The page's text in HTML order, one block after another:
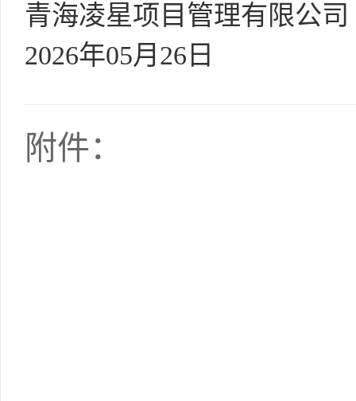
青海凌星项目管理有限公司
2026年05月26日
附件：